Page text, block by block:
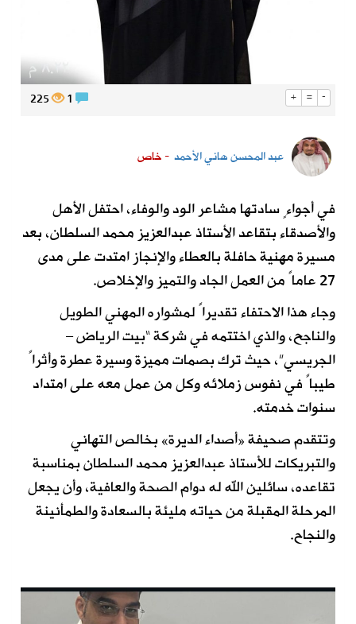
+ = -
225
عبد المحسن هاني الأحمد - خاص
في أجواءٍ سادتها مشاعر الود والوفاء، احتفل الأهل
والأصدقاء بتقاعد الأستاذ عبدالعزيز محمد السلطان، بعد
مسيرة مهنية حافلة بالعطاء والإنجاز امتدت على مدى
27 عاماً من العمل الجاد والتميز والإخلاص.
وجاء هذا الاحتفاء تقديراً لمشواره المهني الطويل
والناجح، والذي اختتمه في شركة “بيت الرياض –
الجريسي”، حيث ترك بصمات مميزة وسيرة عطرة وأثراً
طيباً في نفوس زملائه وكل من عمل معه على امتداد
سنوات خدمته.
وتتقدم صحيفة «أصداء الديرة» بخالص التهاني
والتبريكات للأستاذ عبدالعزيز محمد السلطان بمناسبة
تقاعده، سائلين الله له دوام الصحة والعافية، وأن يجعل
المرحلة المقبلة من حياته مليئة بالسعادة والطمأنينة
والنجاح.